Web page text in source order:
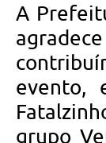
A
evento,
grupo